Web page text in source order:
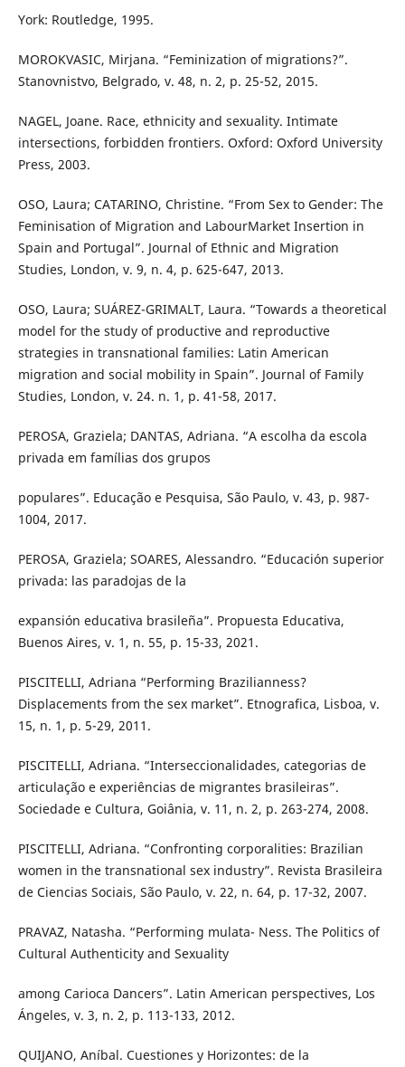
York: Routledge, 1995.
MOROKVASIC, Mirjana. “Feminization of migrations?”.
Stanovnistvo, Belgrado, v. 48, n. 2, p. 25-52, 2015.
NAGEL, Joane. Race, ethnicity and sexuality. Intimate
intersections, forbidden frontiers. Oxford: Oxford University
Press, 2003.
OSO, Laura; CATARINO, Christine. “From Sex to Gender: The
Feminisation of Migration and LabourMarket Insertion in
Spain and Portugal”. Journal of Ethnic and Migration
Studies, London, v. 9, n. 4, p. 625-647, 2013.
OSO, Laura; SUÁREZ-GRIMALT, Laura. “Towards a theoretical
model for the study of productive and reproductive
strategies in transnational families: Latin American
migration and social mobility in Spain”. Journal of Family
Studies, London, v. 24. n. 1, p. 41-58, 2017.
PEROSA, Graziela; DANTAS, Adriana. “A escolha da escola
privada em famílias dos grupos
populares”. Educação e Pesquisa, São Paulo, v. 43, p. 987-
1004, 2017.
PEROSA, Graziela; SOARES, Alessandro. “Educación superior
privada: las paradojas de la
expansión educativa brasileña”. Propuesta Educativa,
Buenos Aires, v. 1, n. 55, p. 15-33, 2021.
PISCITELLI, Adriana “Performing Brazilianness?
Displacements from the sex market”. Etnografica, Lisboa, v.
15, n. 1, p. 5-29, 2011.
PISCITELLI, Adriana. “Interseccionalidades, categorias de
articulação e experiências de migrantes brasileiras”.
Sociedade e Cultura, Goiânia, v. 11, n. 2, p. 263-274, 2008.
PISCITELLI, Adriana. “Confronting corporalities: Brazilian
women in the transnational sex industry”. Revista Brasileira
de Ciencias Sociais, São Paulo, v. 22, n. 64, p. 17-32, 2007.
PRAVAZ, Natasha. “Performing mulata- Ness. The Politics of
Cultural Authenticity and Sexuality
among Carioca Dancers”. Latin American perspectives, Los
Ángeles, v. 3, n. 2, p. 113-133, 2012.
QUIJANO, Aníbal. Cuestiones y Horizontes: de la